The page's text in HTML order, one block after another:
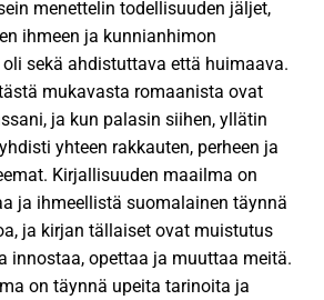
menettelin todellisuuden jäljet,
ihmeen ja kunnianhimon
sekä ahdistuttava että huimaava.
mukavasta romaanista ovat
ja kun palasin siihen, yllätin
yhteen rakkauten, perheen ja
Kirjallisuuden maailma on
ja ihmeellistä suomalainen täynnä
ja kirjan tällaiset ovat muistutus
innostaa, opettaa ja muuttaa meitä.
on täynnä upeita tarinoita ja